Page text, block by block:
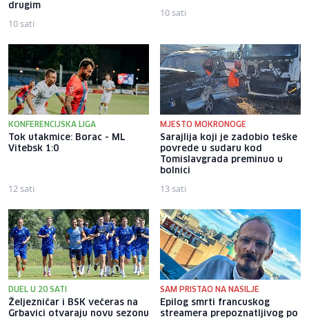
drugim
10 sati
10 sati
KONFERENCIJSKA LIGA
Tok utakmice: Borac - ML
Vitebsk 1:0
12 sati
MJESTO MOKRONOGE
Sarajlija koji je zadobio teške
povrede u sudaru kod
Tomislavgrada preminuo u
bolnici
13 sati
DUEL U 20 SATI
Željezničar i BSK večeras na
Grbavici otvaraju novu sezonu
SAM PRISTAO NA NASILJE
Epilog smrti francuskog
streamera prepoznatljivog po